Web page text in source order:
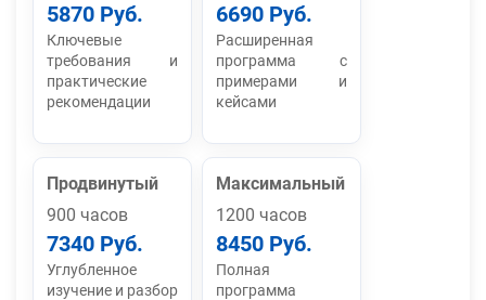
5870 Руб.
Ключевые
требования и
практические
рекомендации
6690 Руб.
Расширенная
программа с
примерами и
кейсами
Продвинутый
900 часов
7340 Руб.
Углубленное
изучение и разбор
Максимальный
1200 часов
8450 Руб.
Полная
программа